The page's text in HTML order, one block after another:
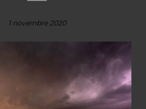
1 novembre 2020